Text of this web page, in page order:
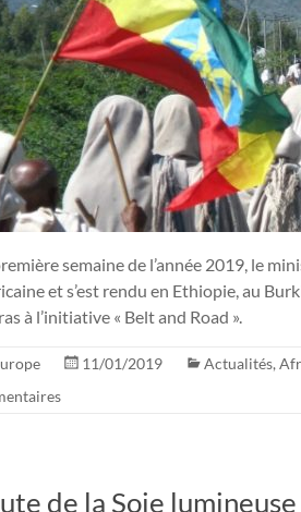
semaine de l’année 2019, le
et s’est rendu en Ethiopie, au
à l’initiative « Belt and Road ».
11/01/2019 Actualités,
de la Soie lumineuse